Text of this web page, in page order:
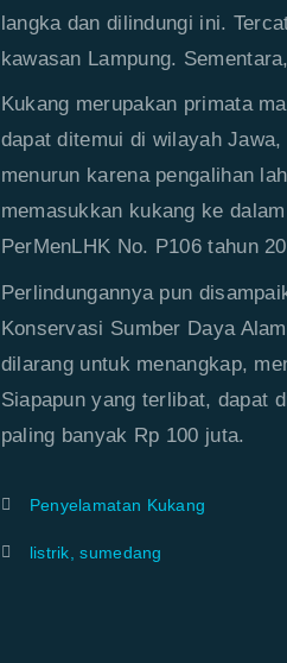
langka dan dilindungi ini.
kawasan Lampung.
Kukang merupakan primata
dapat ditemui di wilayah
menurun karena pengalihan
memasukkan kukang ke
PerMenLHK No. P106 tahun
Perlindungannya pun
Konservasi Sumber Daya
dilarang untuk menangkap,
Siapapun yang terlibat, dapat
paling banyak Rp 100 juta.
Penyelamatan Kukang
listrik ,sumedang